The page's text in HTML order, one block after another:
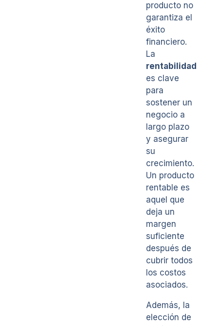
producto no
garantiza el
éxito
financiero.
La
rentabilidad
es clave
para
sostener un
negocio a
largo plazo
y asegurar
su
crecimiento.
Un producto
rentable es
aquel que
deja un
margen
suficiente
después de
cubrir todos
los costos
asociados.
Además, la
elección de